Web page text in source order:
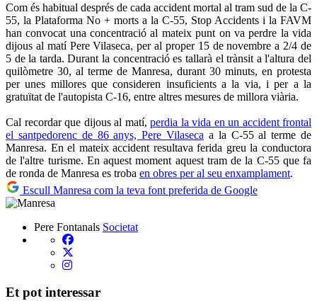
Com és habitual després de cada accident mortal al tram sud de la C-
55, la Plataforma No + morts a la C-55, Stop Accidents i la FAVM
han convocat una concentració al mateix punt on va perdre la vida
dijous al matí Pere Vilaseca, per al proper 15 de novembre a 2/4 de
5 de la tarda. Durant la concentració es tallarà el trànsit a l'altura del
quilòmetre 30, al terme de Manresa, durant 30 minuts, en protesta
per unes millores que consideren insuficients a la via, i per a la
gratuïtat de l'autopista C-16, entre altres mesures de millora viària.
Cal recordar que dijous al matí, perdia la vida en un accident frontal
el santpedorenc de 86 anys, Pere Vilaseca a la C-55 al terme de
Manresa. En el mateix accident resultava ferida greu la conductora
de l'altre turisme. En aquest moment aquest tram de la C-55 que fa
de ronda de Manresa es troba en obres per al seu enxamplament.
Escull Manresa com la teva font preferida de Google
Pere Fontanals Societat
Et pot interessar